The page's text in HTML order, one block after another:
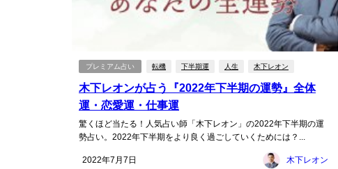
プレミアム占い 転機 下半期運 人生 木下レオン
木下レオンが占う『2022年下半期の運勢』全体
運・恋愛運・仕事運
驚くほど当たる！人気占い師「木下レオン」の2022年下半期の運
勢占い。2022年下半期をより良く過ごしていくためには？...
2022年7月7日 木下レオン